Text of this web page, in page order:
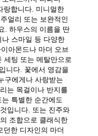
랑합니다. 미니멀한
얼리 또는 보완적인
. 하우스의 이름을 딴
스마일 등 다양한
아몬드나 마더 오브
세팅 또는 메탈만으로
니다. 꽃에서 영감을
구에게나 사랑받는
는 목걸이나 반지를
특별한 순간에도
입니다. 또는 진주와
조합으로 클래식한
던한 디자인의 마더